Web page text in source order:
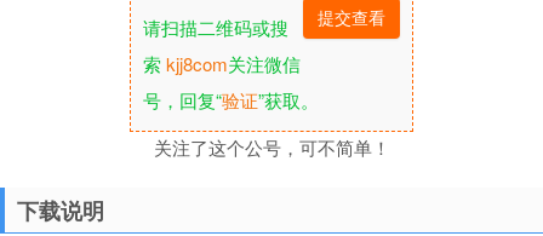
请扫描二维码或搜
索kjj8com关注微信
号，回复“验证”获取。
关注了这个公号，可不简单！
下载说明